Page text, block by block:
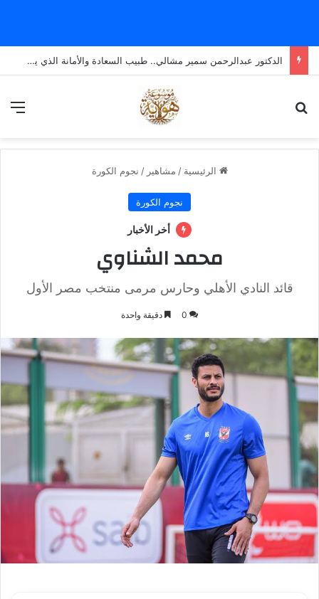
الدكتور عبدالرحمن سمير مشالي.. طبيب السعادة والأمانة الذي يضع الإنسانية قبل كل شيء
الرئيسية / مشاهير / نجوم الكورة
نجوم الكورة
أخر الأخبار
محمد الشناوي
قائد النادي الأهلي وحارس مرمى منتخب مصر الأول
0 دقيقة واحدة